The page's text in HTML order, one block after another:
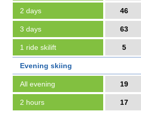
2 days 46
3 days 63
1 ride skilift 5
Evening skiing
All evening 19
2 hours 17